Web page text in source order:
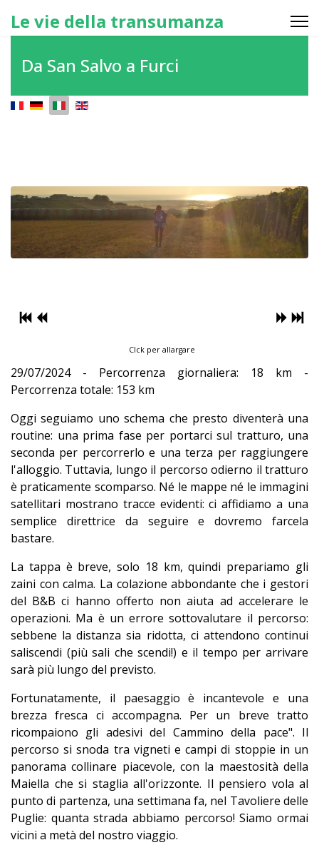
Le vie della transumanza
Da San Salvo a Furci
Seleziona la tua lingua
Clck per allargare
29/07/2024 - Percorrenza giornaliera: 18 km -
Percorrenza totale: 153 km
Oggi seguiamo uno schema che presto diventerà una
routine: una prima fase per portarci sul tratturo, una
seconda per percorrerlo e una terza per raggiungere
l'alloggio. Tuttavia, lungo il percorso odierno il tratturo
è praticamente scomparso. Né le mappe né le immagini
satellitari mostrano tracce evidenti: ci affidiamo a una
semplice direttrice da seguire e dovremo farcela
bastare.
La tappa è breve, solo 18 km, quindi prepariamo gli
zaini con calma. La colazione abbondante che i gestori
del B&B ci hanno offerto non aiuta ad accelerare le
operazioni. Ma è un errore sottovalutare il percorso:
sebbene la distanza sia ridotta, ci attendono continui
saliscendi (più sali che scendi!) e il tempo per arrivare
sarà più lungo del previsto.
Fortunatamente, il paesaggio è incantevole e una
brezza fresca ci accompagna. Per un breve tratto
ricompaiono gli adesivi del Cammino della pace". Il
percorso si snoda tra vigneti e campi di stoppie in un
panorama collinare piacevole, con la maestosità della
Maiella che si staglia all'orizzonte. Il pensiero vola al
punto di partenza, una settimana fa, nel Tavoliere delle
Puglie: quanta strada abbiamo percorso! Siamo ormai
vicini a metà del nostro viaggio.